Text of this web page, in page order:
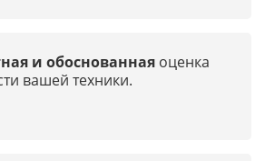
и обоснованная оценка
вашей техники.